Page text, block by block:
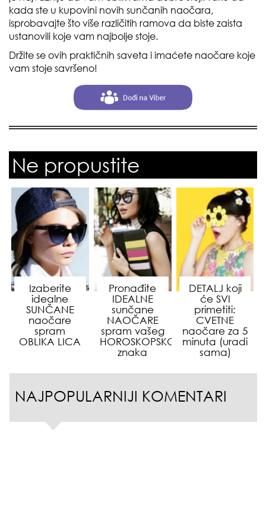
kada ste u kupovini novih sunčanih naočara,
isprobavajte što više različitih ramova da biste zaista
ustanovili koje vam najbolje stoje.
Držite se ovih praktičnih saveta i imaćete naočare koje
vam stoje savršeno!
Ne propustite
Izaberite
idealne
SUNČANE
naočare
spram
OBLIKA LICA
Pronađite
IDEALNE
sunčane
NAOČARE
spram vašeg
HOROSKOPSKOG
znaka
DETALJ koji
će SVI
primetiti:
CVETNE
naočare za 5
minuta (uradi
sama)
NAJPOPULARNIJI KOMENTARI